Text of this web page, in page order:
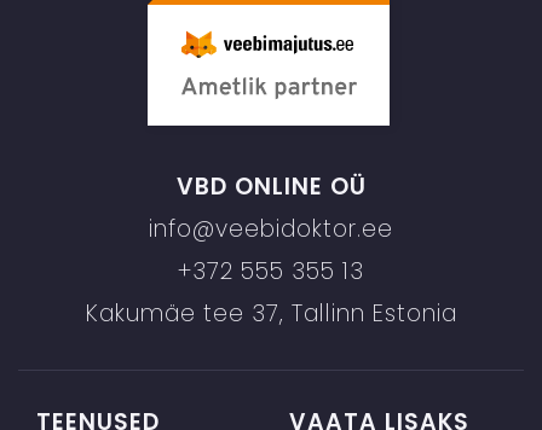
VBD ONLINE OÜ
info@veebidoktor.ee
+372 555 355 13
Kakumäe tee 37, Tallinn Estonia
TEENUSED VAATA LISAKS